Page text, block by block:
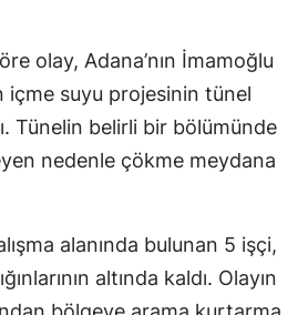
olay, Adana’nın İmamoğlu
içme suyu projesinin tünel
Tünelin belirli bir bölümünde
nedenle çökme meydana
alanında bulunan 5 işçi,
altında kaldı. Olayın